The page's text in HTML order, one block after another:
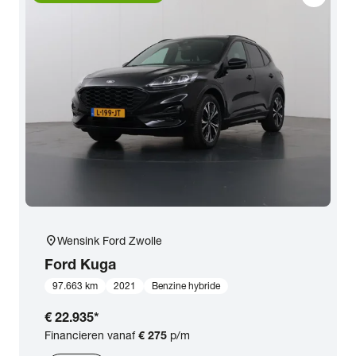
location_onWensink Ford Zwolle
Ford Kuga
97.663 km 2021 Benzine hybride
€ 22.935*
Financieren vanaf€ 275 p/m